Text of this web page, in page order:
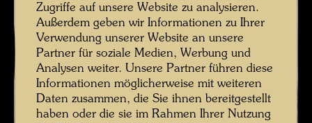
Zugriffe auf unsere Website zu analysieren.
Außerdem geben wir Informationen zu Ihrer
Verwendung unserer Website an unsere
Partner für soziale Medien, Werbung und
Analysen weiter. Unsere Partner führen diese
Informationen möglicherweise mit weiteren
Daten zusammen, die Sie ihnen bereitgestellt
haben oder die sie im Rahmen Ihrer Nutzung